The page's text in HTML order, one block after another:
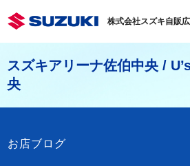
株式会社スズキ自販
スズキアリーナ佐伯中央 /
央
お店ブログ